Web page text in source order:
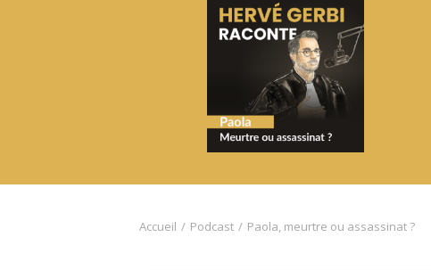
Accueil Podcast Paola, meurtre ou assassinat ?